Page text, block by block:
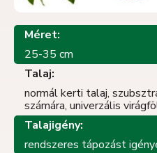
Méret:
25-35 cm
Talaj:
normál kerti talaj,
számára, univerzális
Talajigény:
rendszeres tápozást